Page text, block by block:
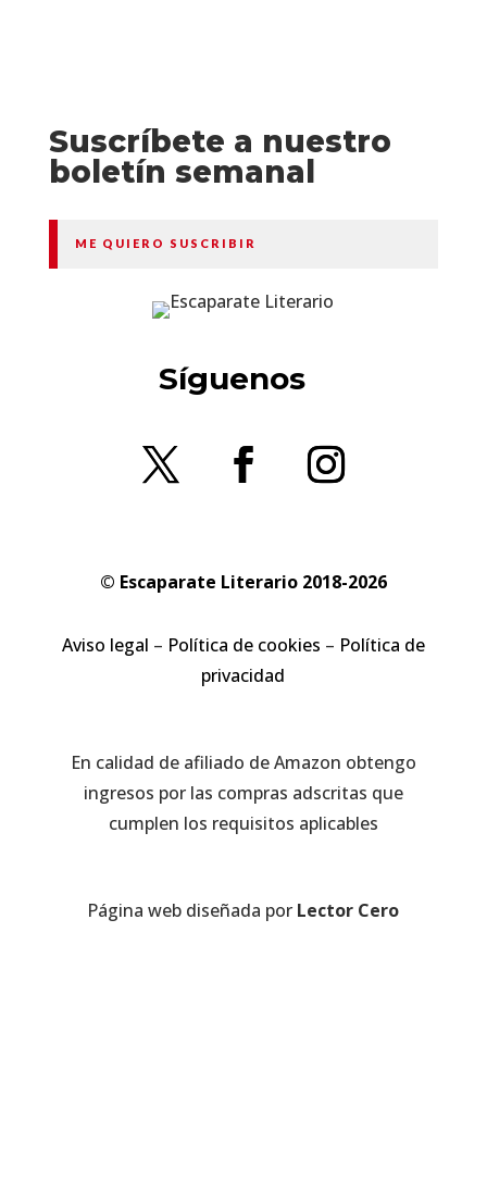
Suscríbete a nuestro
boletín semanal
ME QUIERO SUSCRIBIR
Síguenos
© Escaparate Literario 2018-2026
Aviso legal – Política de cookies – Política de
privacidad
En calidad de afiliado de Amazon obtengo
ingresos por las compras adscritas que
cumplen los requisitos aplicables
Página web diseñada por Lector Cero